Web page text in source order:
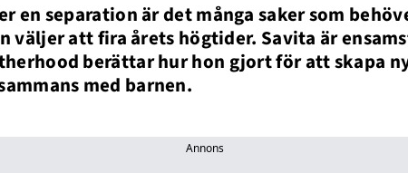
en separation är det många saker som
väljer att fira årets högtider. Savita är
berättar hur hon gjort för att skapa
med barnen.
Annons